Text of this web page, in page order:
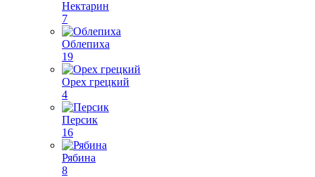
Нектарин
7
Облепиха
19
Орех грецкий
4
Персик
16
Рябина
8